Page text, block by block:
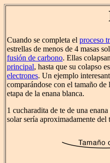
Cuando se completa el proceso
estrellas de menos de 4 masas
fusión de carbono. Ellas
principal, hasta que su colapso
electrones. Un ejemplo
comparándose con el tamaño
etapa de la enana blanca.
1 cucharadita de te de una
solar sería aproximadamente del